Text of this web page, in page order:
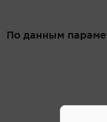
По данным